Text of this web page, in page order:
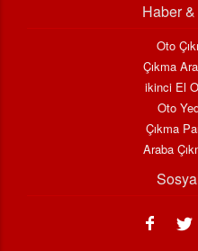
Haber
Oto
Çıkma
ikinci El
Oto
Çıkma
Araba